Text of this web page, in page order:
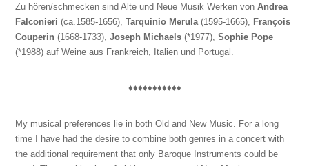
Zu hören/schmecken sind Alte und Neue Musik Werken vonAndrea
Falconieri (ca.1585-1656),Tarquinio Merula (1595-1665), François
Couperin(1668-1733),Joseph Michaels (*1977),Sophie Pope
(*1988) auf Weine aus Frankreich, Italien und Portugal.
♦♦♦♦♦♦♦♦♦♦♦
My musical preferences lie in both Old and New Music. For a long
time I have had the desire to combine both genres in a concert with
the additional requirement that only Baroque Instruments could be